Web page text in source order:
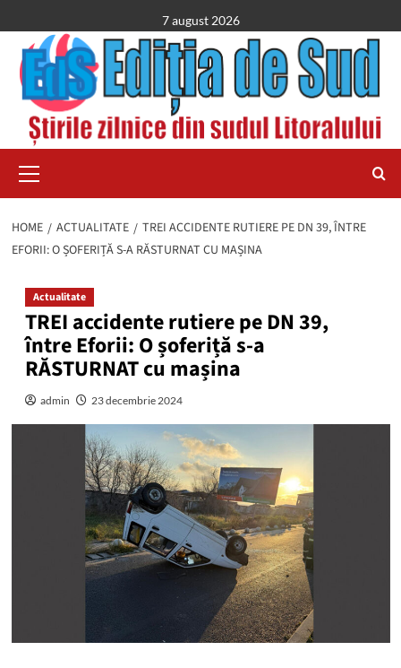
to
content
7 august 2026
Menu
HOME ACTUALITATE
TREI ACCIDENTE RUTIERE PE DN 39, ÎNTRE
EFORII: O ȘOFERIȚĂ S-A RĂSTURNAT CU MAȘINA
Actualitate
TREI accidente rutiere pe DN 39,
între Eforii: O șoferiță s-a
RĂSTURNAT cu mașina
admin 23 decembrie 2024